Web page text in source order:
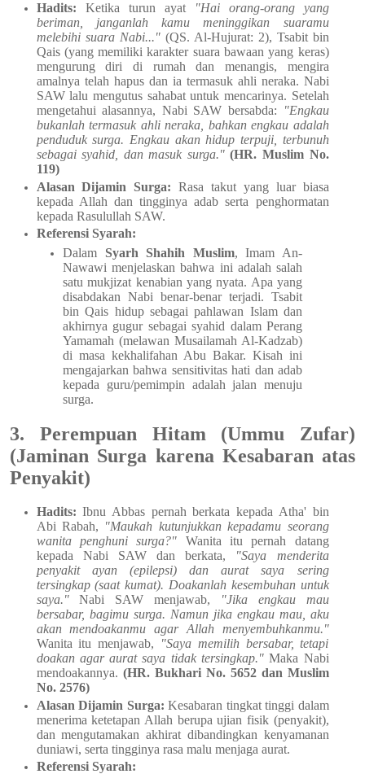
Hadits: Ketika turun ayat
"Hai orang-orang yang
beriman, janganlah kamu meninggikan suaramu
melebihi suara Nabi..."(QS. Al-Hujurat: 2), Tsabit bin
Qais (yang memiliki karakter suara bawaan yang keras)
mengurung diri di rumah dan menangis, mengira
amalnya telah hapus dan ia termasuk ahli neraka. Nabi
SAW lalu mengutus sahabat untuk mencarinya. Setelah
mengetahui alasannya, Nabi SAW bersabda:
"Engkau
bukanlah termasuk ahli neraka, bahkan engkau adalah
penduduk surga. Engkau akan hidup terpuji, terbunuh
sebagai syahid, dan masuk surga." (HR. Muslim No.
119)
Alasan Dijamin Surga: Rasa takut yang luar biasa
kepada Allah dan tingginya adab serta penghormatan
kepada Rasulullah SAW.
Referensi Syarah:
Dalam Syarh Shahih Muslim, Imam An-
Nawawi menjelaskan bahwa ini adalah salah
satu mukjizat kenabian yang nyata. Apa yang
disabdakan Nabi benar-benar terjadi. Tsabit
bin Qais hidup sebagai pahlawan Islam dan
akhirnya gugur sebagai syahid dalam Perang
Yamamah (melawan Musailamah Al-Kadzab)
di masa kekhalifahan Abu Bakar. Kisah ini
mengajarkan bahwa sensitivitas hati dan adab
kepada guru/pemimpin adalah jalan menuju
surga.
3. Perempuan Hitam (Ummu Zufar)
(Jaminan Surga karena Kesabaran atas
Penyakit)
Hadits: Ibnu Abbas pernah berkata kepada Atha' bin
Abi Rabah, "Maukah kutunjukkan kepadamu seorang
wanita penghuni surga?" Wanita itu pernah datang
kepada Nabi SAW dan berkata, "Saya menderita
penyakit ayan (epilepsi) dan aurat saya sering
tersingkap (saat kumat). Doakanlah kesembuhan untuk
saya."Nabi SAW menjawab,
"Jika engkau mau
bersabar, bagimu surga. Namun jika engkau mau, aku
akan mendoakanmu agar Allah menyembuhkanmu."
Wanita itu menjawab,
"Saya memilih bersabar, tetapi
doakan agar aurat saya tidak tersingkap."Maka Nabi
mendoakannya. (HR. Bukhari No. 5652 dan Muslim
No. 2576)
Alasan Dijamin Surga: Kesabaran tingkat tinggi dalam
menerima ketetapan Allah berupa ujian fisik (penyakit),
dan mengutamakan akhirat dibandingkan kenyamanan
duniawi, serta tingginya rasa malu menjaga aurat.
Referensi Syarah: